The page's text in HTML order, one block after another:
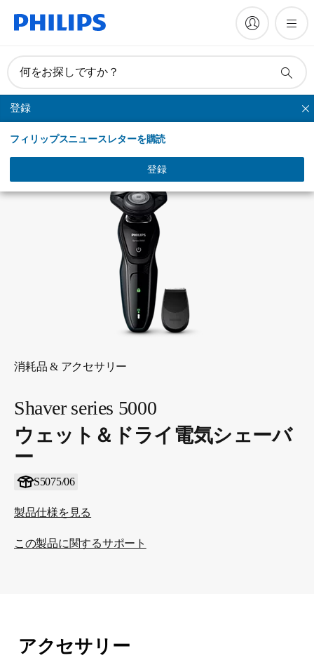
何をお探しですか？
登録
フィリップスニュースレターを購読
登録
シリーズシェーバー
消耗品 & アクセサリー
Shaver series 5000
ウェット＆ドライ電気シェーバ
ー
S5075/06
製品仕様を見る
この製品に関するサポート
アクセサリー